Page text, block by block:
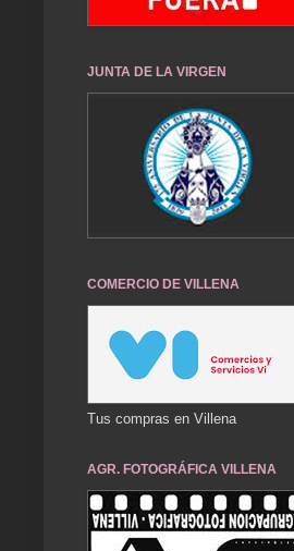
JUNTA DE LA VIRGEN
COMERCIO DE VILLENA
Tus compras en Villena
AGR. FOTOGRÁFICA VILLENA